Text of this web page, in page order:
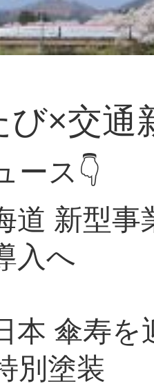
×交通
ース👇
道 新型
入へ
本 傘寿
別塗装